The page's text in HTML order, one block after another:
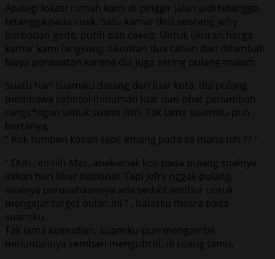
Apalagi lokasi rumah kami di pinggir jalan jadi tetangga-
tetangga pada cuek. Satu kamar diisi seorang Jefry
berbadan gede, putih dan cakep. Untuk ukuran harga
kamar kami langsung dikontan dua tahun dan ditambah
biaya perawatan karena dia juga sering pulang malam.
Suatu hari suamiku datang dari luar kota, dia pulang
membawa sebotol minuman luar dan obat penambah
rangs*ngan untuk suami istri. Tak lama suamiku-pun
bertanya,
“ Kok tumben kosan sepi, emang pada ke mana nih ?? ”
“ Ouh.. ini nih Mas, anak-anak kos pada pulang soalnya
inikan hari libur nasional. Tapi Jefry nggak pulang,
soalnya perusahaannya ada sedikit lembur untuk
mengejar target bulan ini ” , balasku mesra pada
suamiku.
Tak lama kemudian, suamiku-pun mengambil
minumannya sembari mengobrol, di ruang tamu,